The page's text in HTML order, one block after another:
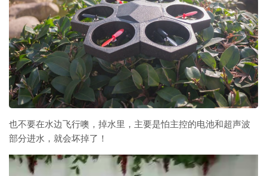
也不要在水边飞行噢，掉水里，主要是怕主控的电池和超声波
部分进水，就会坏掉了！